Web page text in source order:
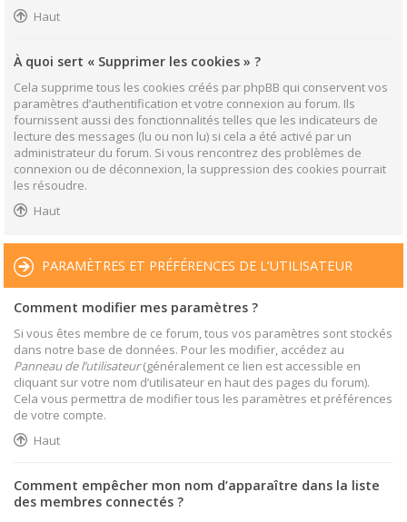
Haut
À quoi sert « Supprimer les cookies » ?
Cela supprime tous les cookies créés par phpBB qui conservent vos
paramètres d’authentification et votre connexion au forum. Ils
fournissent aussi des fonctionnalités telles que les indicateurs de
lecture des messages (lu ou non lu) si cela a été activé par un
administrateur du forum. Si vous rencontrez des problèmes de
connexion ou de déconnexion, la suppression des cookies pourrait
les résoudre.
Haut
PARAMÈTRES ET PRÉFÉRENCES DE L’UTILISATEUR
Comment modifier mes paramètres ?
Si vous êtes membre de ce forum, tous vos paramètres sont stockés
dans notre base de données. Pour les modifier, accédez au
Panneau de l’utilisateur(généralement ce lien est accessible en
cliquant sur votre nom d’utilisateur en haut des pages du forum).
Cela vous permettra de modifier tous les paramètres et préférences
de votre compte.
Haut
Comment empêcher mon nom d’apparaître dans la liste
des membres connectés ?